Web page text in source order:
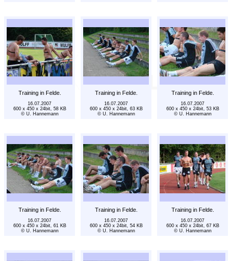
Training in Felde. Training in Felde. Training in Felde.
16.07.2007
600 x 450 x 24bit, 58 KB
© U. Hannemann
16.07.2007
600 x 450 x 24bit, 63 KB
© U. Hannemann
16.07.2007
600 x 450 x 24bit, 53 KB
© U. Hannemann
Training in Felde. Training in Felde. Training in Felde.
16.07.2007
600 x 450 x 24bit, 61 KB
© U. Hannemann
16.07.2007
600 x 450 x 24bit, 54 KB
© U. Hannemann
16.07.2007
600 x 450 x 24bit, 67 KB
© U. Hannemann